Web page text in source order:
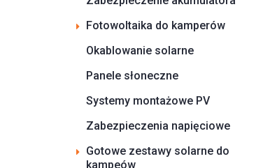
Fotowoltaika do kamperów
Okablowanie solarne
Panele słoneczne
Systemy montażowe PV
Zabezpieczenia napięciowe
Gotowe zestawy solarne do
kampeów